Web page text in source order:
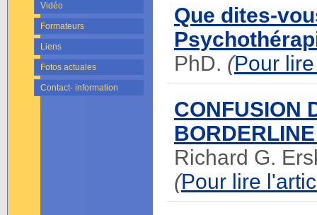
Vidéo
Formateurs
Liens
Fotos actuales
Contact- information
Que dites-
PhD. (Pour
CONFUSION
Richard G.
(Pour lire